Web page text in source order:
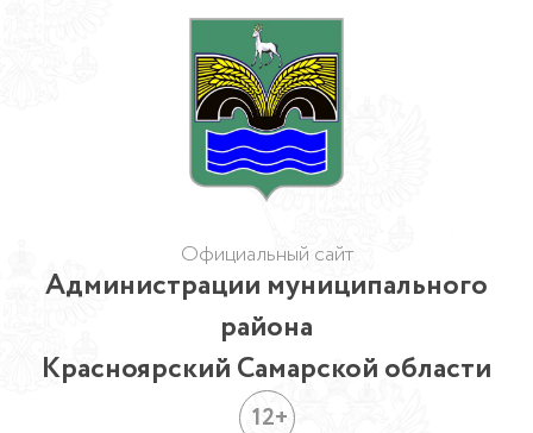
Официальный сайт
Администрации муниципального
района
Красноярский Самарской области
12+